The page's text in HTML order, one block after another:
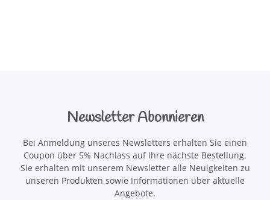
Newsletter Abonnieren
Bei Anmeldung unseres Newsletters erhalten Sie einen
Coupon über 5% Nachlass auf Ihre nächste Bestellung.
Sie erhalten mit unserem Newsletter alle Neuigkeiten zu
unseren Produkten sowie Informationen über aktuelle
Angebote.